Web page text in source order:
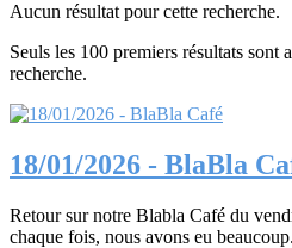
Aucun résultat pour cette recherche.
Seuls les 100 premiers résultats
recherche.
18/01/2026 - BlaBla
Retour sur notre Blabla Café du
chaque fois, nous avons eu